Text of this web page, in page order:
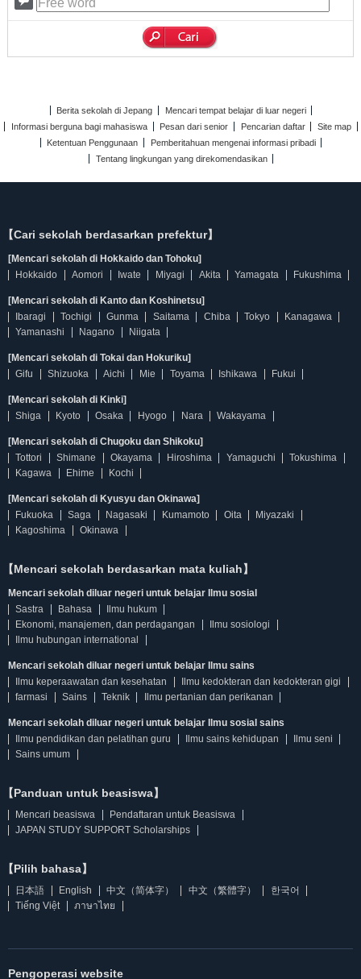
Berita sekolah di Jepang
Mencari tempat belajar di luar negeri
Informasi berguna bagi mahasiswa
Pesan dari senior Pencarian daftar
Site map
Ketentuan Penggunaan
Pemberitahuan mengenai informasi pribadi
Tentang lingkungan yang direkomendasikan
【Cari sekolah berdasarkan prefektur】
[Mencari sekolah di Hokkaido dan Tohoku]
Hokkaido
Aomori Iwate Miyagi Akita Yamagata Fukushima
[Mencari sekolah di Kanto dan Koshinetsu]
Ibaragi
Tochigi Gunma Saitama Chiba Tokyo
Kanagawa
Yamanashi
Nagano Niigata
[Mencari sekolah di Tokai dan Hokuriku]
Gifu
Shizuoka Aichi Mie Toyama Ishikawa Fukui
[Mencari sekolah di Kinki]
Shiga
Kyoto Osaka Hyogo Nara Wakayama
[Mencari sekolah di Chugoku dan Shikoku]
Tottori
Shimane Okayama Hiroshima Yamaguchi
Tokushima
Kagawa
Ehime Kochi
[Mencari sekolah di Kyusyu dan Okinawa]
Fukuoka
Saga Nagasaki Kumamoto Oita
Miyazaki
Kagoshima
Okinawa
【Mencari sekolah berdasarkan mata kuliah】
Mencari sekolah diluar negeri untuk belajar Ilmu sosial
Sastra
Bahasa
Ilmu hukum
Ekonomi, manajemen, dan perdagangan
Ilmu sosiologi
Ilmu hubungan international
Mencari sekolah diluar negeri untuk belajar Ilmu sains
Ilmu keperaawatan dan kesehatan
Ilmu kedokteran dan kedokteran gigi
farmasi
Sains Teknik Ilmu pertanian dan perikanan
Mencari sekolah diluar negeri untuk belajar Ilmu sosial sains
Ilmu pendidikan dan pelatihan guru
Ilmu sains kehidupan
Ilmu seni
Sains umum
【Panduan untuk beasiswa】
Mencari beasiswa
Pendaftaran untuk Beasiswa
JAPAN STUDY SUPPORT Scholarships
【Pilih bahasa】
日本語 English 中文（简体字） 中文（繁體字）
한국어
Tiếng Việt
ภาษาไทย
Pengoperasi website